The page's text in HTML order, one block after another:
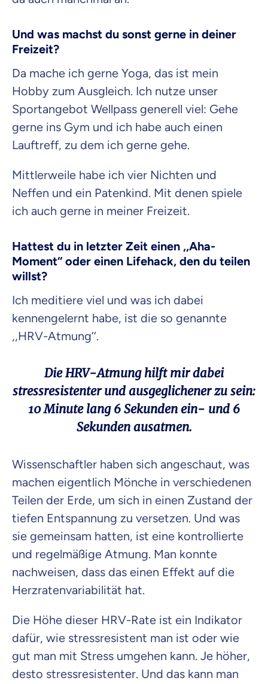
Und was machst du sonst gerne in deiner
Freizeit?
Da mache ich gerne Yoga, das ist mein
Hobby zum Ausgleich. Ich nutze unser
Sportangebot Wellpass generell viel: Gehe
gerne ins Gym und ich habe auch einen
Lauftreff, zu dem ich gerne gehe.
Mittlerweile habe ich vier Nichten und
Neffen und ein Patenkind. Mit denen spiele
ich auch gerne in meiner Freizeit.
Hattest du in letzter Zeit einen ,,Aha-
Moment‘‘ oder einen Lifehack, den du teilen
willst?
Ich meditiere viel und was ich dabei
kennengelernt habe, ist die so genannte
,,HRV-Atmung‘‘.
Die HRV-Atmung hilft mir dabei
stressresistenter und ausgeglichener zu sein:
10 Minute lang 6 Sekunden ein- und 6
Sekunden ausatmen.
Wissenschaftler haben sich angeschaut, was
machen eigentlich Mönche in verschiedenen
Teilen der Erde, um sich in einen Zustand der
tiefen Entspannung zu versetzen. Und was
sie gemeinsam hatten, ist eine kontrollierte
und regelmäßige Atmung. Man konnte
nachweisen, dass das einen Effekt auf die
Herzratenvariabilität hat.
Die Höhe dieser HRV-Rate ist ein Indikator
dafür, wie stressresistent man ist oder wie
gut man mit Stress umgehen kann. Je höher,
desto stressresistenter. Und das kann man